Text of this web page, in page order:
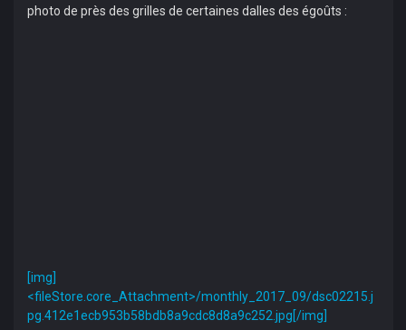
photo de près des grilles de certaines dalles des égoûts :
[img]
<fileStore.core_Attachment>/monthly_2017_09/dsc02215.j
pg.412e1ecb953b58bdb8a9cdc8d8a9c252.jpg[/img]